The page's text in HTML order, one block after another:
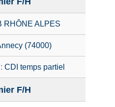
RHÔNE ALPES
(74000)
CDI temps partiel
F/H